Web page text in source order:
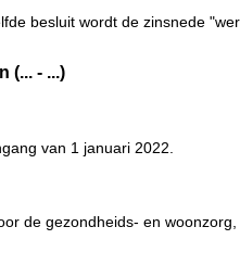
besluit wordt de zinsnede
(... - ...)
van 1 januari 2022.
de gezondheids- en